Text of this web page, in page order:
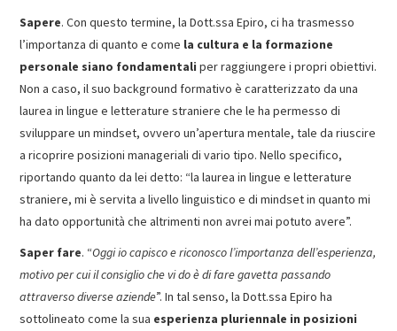
Sapere. Con questo termine, la Dott.ssa Epiro, ci ha trasmesso
l’importanza di quanto e come la cultura e la formazione
personale siano fondamentali per raggiungere i propri obiettivi.
Non a caso, il suo background formativo è caratterizzato da una
laurea in lingue e letterature straniere che le ha permesso di
sviluppare un mindset, ovvero un’apertura mentale, tale da riuscire
a ricoprire posizioni manageriali di vario tipo. Nello specifico,
riportando quanto da lei detto: “la laurea in lingue e letterature
straniere, mi è servita a livello linguistico e di mindset in quanto mi
ha dato opportunità che altrimenti non avrei mai potuto avere”.
Saper fare. “Oggi io capisco e riconosco l’importanza dell’esperienza,
motivo per cui il consiglio che vi do è di fare gavetta passando
attraverso diverse aziende”. In tal senso, la Dott.ssa Epiro ha
sottolineato come la sua esperienza pluriennale in posizioni